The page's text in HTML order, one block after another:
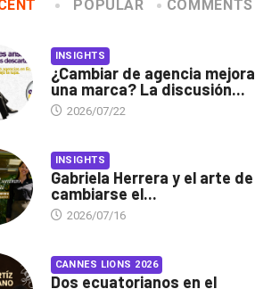
POPULAR COMMENTS
INSIGHTS
¿Cambiar de agencia mejora
una marca? La discusión...
2026/07/22
INSIGHTS
Gabriela Herrera y el arte de
cambiarse el...
2026/07/16
CANNES LIONS 2026
Dos ecuatorianos en el